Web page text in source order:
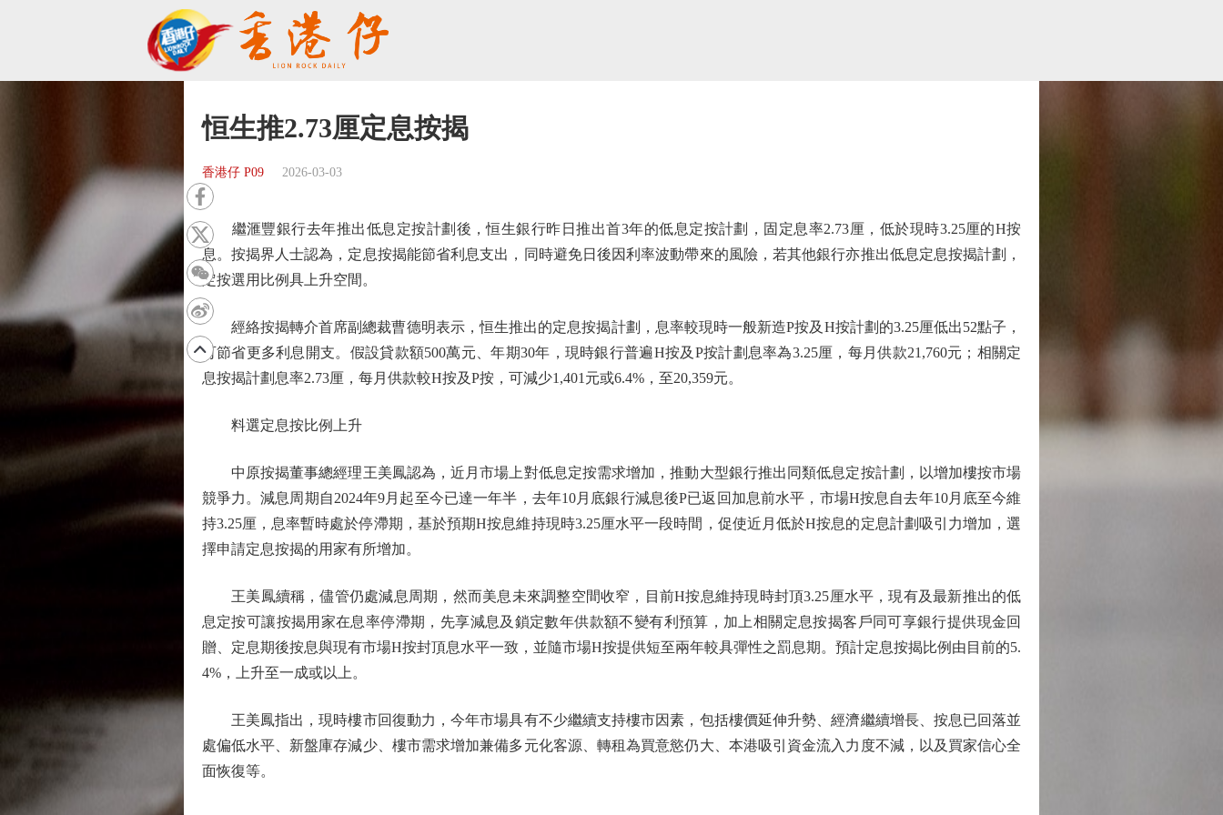
恒生推2.73厘定息按揭
香港仔 P09 2026-03-03
繼滙豐銀行去年推出低息定按計劃後，恒生銀行昨日推出首3年的低息定按計劃，固定息率2.73厘，低於現時3.25厘的H按
息。按揭界人士認為，定息按揭能節省利息支出，同時避免日後因利率波動帶來的風險，若其他銀行亦推出低息定息按揭計劃，
定按選用比例具上升空間。
經絡按揭轉介首席副總裁曹德明表示，恒生推出的定息按揭計劃，息率較現時一般新造P按及H按計劃的3.25厘低出52點子，
可節省更多利息開支。假設貸款額500萬元、年期30年，現時銀行普遍H按及P按計劃息率為3.25厘，每月供款21,760元；相關定
息按揭計劃息率2.73厘，每月供款較H按及P按，可減少1,401元或6.4%，至20,359元。
料選定息按比例上升
中原按揭董事總經理王美鳳認為，近月市場上對低息定按需求增加，推動大型銀行推出同類低息定按計劃，以增加樓按市場
競爭力。減息周期自2024年9月起至今已達一年半，去年10月底銀行減息後P已返回加息前水平，市場H按息自去年10月底至今維
持3.25厘，息率暫時處於停滯期，基於預期H按息維持現時3.25厘水平一段時間，促使近月低於H按息的定息計劃吸引力增加，選
擇申請定息按揭的用家有所增加。
王美鳳續稱，儘管仍處減息周期，然而美息未來調整空間收窄，目前H按息維持現時封頂3.25厘水平，現有及最新推出的低
息定按可讓按揭用家在息率停滯期，先享減息及鎖定數年供款額不變有利預算，加上相關定息按揭客戶同可享銀行提供現金回
贈、定息期後按息與現有市場H按封頂息水平一致，並隨市場H按提供短至兩年較具彈性之罰息期。預計定息按揭比例由目前的5.
4%，上升至一成或以上。
王美鳳指出，現時樓市回復動力，今年市場具有不少繼續支持樓市因素，包括樓價延伸升勢、經濟繼續增長、按息已回落並
處偏低水平、新盤庫存減少、樓市需求增加兼備多元化客源、轉租為買意慾仍大、本港吸引資金流入力度不減，以及買家信心全
面恢復等。